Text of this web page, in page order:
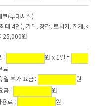
(부대시설)
대 4인), 가위, 장갑, 토치카, 집게, 석쇠,
25,000원
:
원 x 1일 =
료
일 추가 요금 :
원
금 :
원
용료 :
원